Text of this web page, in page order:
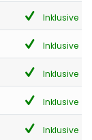
Inklusive
Inklusive
Inklusive
Inklusive
Inklusive